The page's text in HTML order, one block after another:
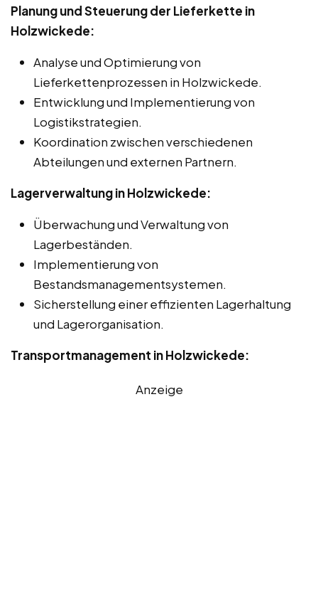
Planung und Steuerung der Lieferkette in
Holzwickede:
Analyse und Optimierung von
Lieferkettenprozessen in Holzwickede.
Entwicklung und Implementierung von
Logistikstrategien.
Koordination zwischen verschiedenen
Abteilungen und externen Partnern.
Lagerverwaltung in Holzwickede:
Überwachung und Verwaltung von
Lagerbeständen.
Implementierung von
Bestandsmanagementsystemen.
Sicherstellung einer effizienten Lagerhaltung
und Lagerorganisation.
Transportmanagement in Holzwickede:
Anzeige